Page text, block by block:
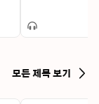
모든 제목 보기